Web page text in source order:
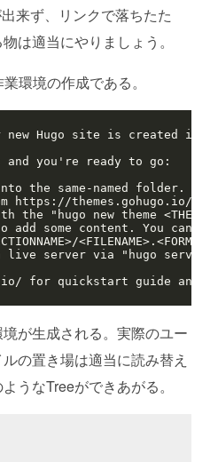
来ず、リンクで落ちたた
は適当にやりましょう。
環境の作成である。
が生成される。実際のユー
の置き場は適当に読み替え
うなTreeができあがる。